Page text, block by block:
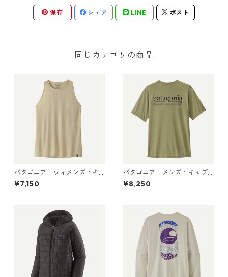
保存 シェア LINE ポスト
同じカテゴリの商品
パタゴニア ウィメンズ・キ
ャプリーン・クール・ウルト
ラ・タンク Pumice - Dyno W
¥7,150
パタゴニア メンズ・キャプ
リーン・クール・デイリー・
シャツ（ハット・トリッパ
04 日本正規品
¥8,250